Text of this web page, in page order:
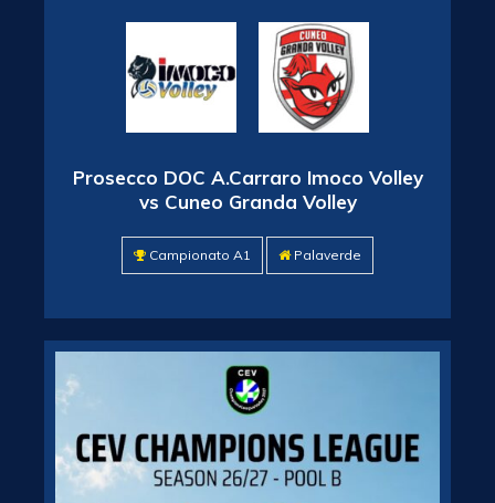
Prosecco DOC A.Carraro Imoco Volley
vs Cuneo Granda Volley
Campionato A1 Palaverde